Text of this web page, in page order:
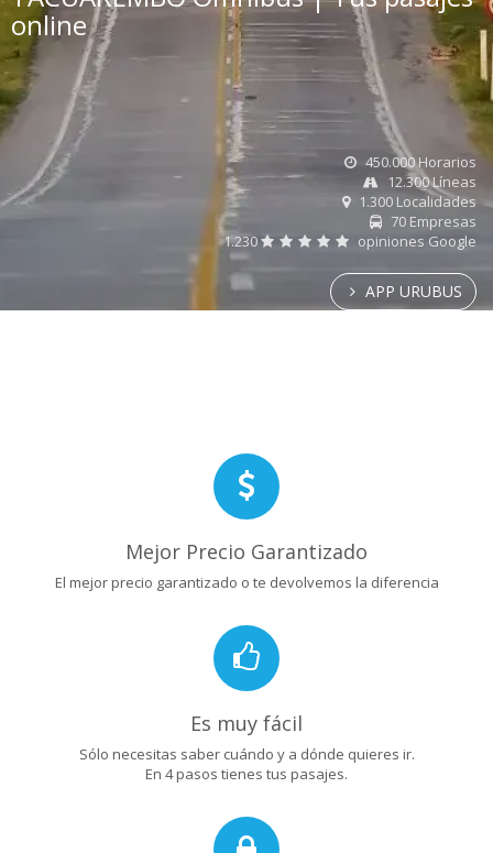
online
450.000 Horarios
12.300 Líneas
1.300 Localidades
70 Empresas
1.230
opiniones Google
APP URUBUS
Mejor Precio Garantizado
El mejor precio garantizado o te devolvemos la diferencia
Es muy fácil
Sólo necesitas saber cuándo y a dónde quieres ir.
En 4 pasos tienes tus pasajes.